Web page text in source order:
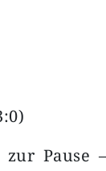
Pause